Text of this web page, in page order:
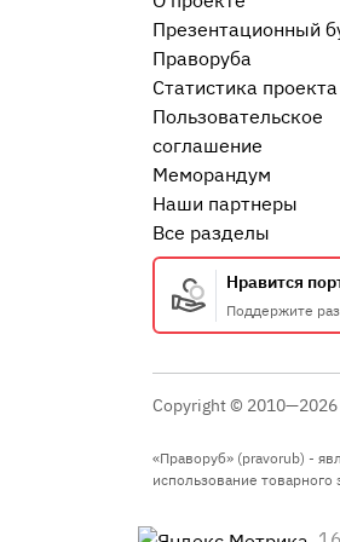
Презентационный
Праворуба
Статистика проекта
Пользовательское
соглашение
Меморандум
Наши партнеры
Все разделы
Нравится
Поддержите
Copyright © 2010—2026
«Праворуб» (pravorub) -
использование